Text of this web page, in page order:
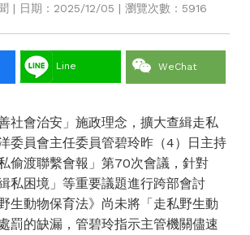
| 日期：2025/12/05 | 瀏覽次數：5916
Line WeChat
社會治安」施政理念，擴大查緝走私
委員會主任委員管碧玲昨（4）日主持
偷渡聯繫會報」第70次會議，針對
私困境」等重要議題進行跨部會討
生動物保育法》尚未將「走私野生動
罰的缺漏，管碧玲指示主管機關儘速